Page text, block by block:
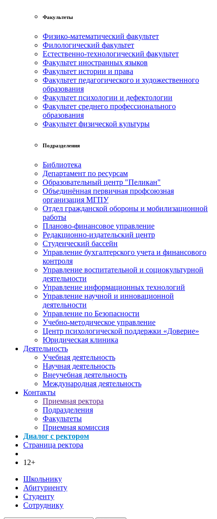
Факультеты
Физико-математический факультет
Филологический факультет
Естественно-технологический факультет
Факультет иностранных языков
Факультет истории и права
Факультет педагогического и художественного
образования
Факультет психологии и дефектологии
Факультет среднего профессионального
образования
Факультет физической культуры
Подразделения
Библиотека
Департамент по ресурсам
Образовательный центр "Пеликан"
Объединённая первичная профсоюзная
организация МГПУ
Отдел гражданской обороны и мобилизационной
работы
Планово-финансовое управление
Редакционно-издательский центр
Студенческий бассейн
Управление бухгалтерского учета и финансового
контроля
Управление воспитательной и социокультурной
деятельности
Управление информационных технологий
Управление научной и инновационной
деятельности
Управление по Безопасности
Учебно-методическое управление
Центр психологической поддержки «Доверие»
Юридическая клиника
Деятельность
Учебная деятельность
Научная деятельность
Внеучебная деятельность
Международная деятельность
Контакты
Приемная ректора
Подразделения
Факультеты
Приемная комиссия
Диалог с ректором
Страница ректора
12+
Школьнику
Абитуриенту
Студенту
Сотруднику